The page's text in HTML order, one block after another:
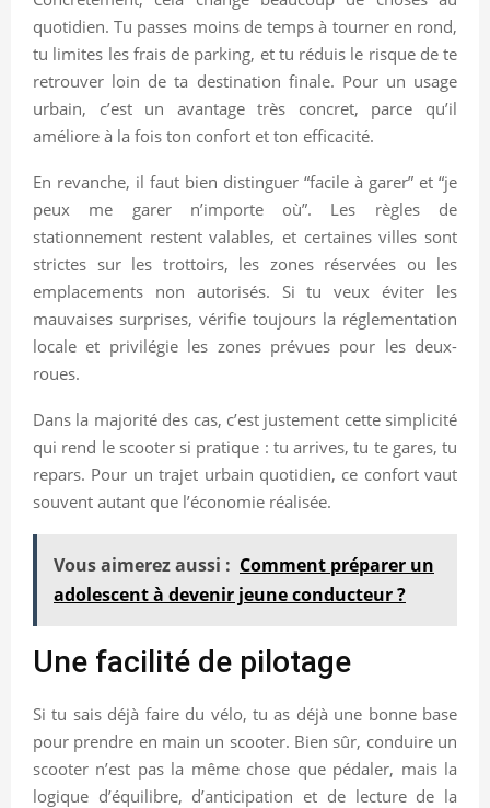
quotidien. Tu passes moins de temps à tourner en rond,
tu limites les frais de parking, et tu réduis le risque de te
retrouver loin de ta destination finale. Pour un usage
urbain, c’est un avantage très concret, parce qu’il
améliore à la fois ton confort et ton efficacité.
En revanche, il faut bien distinguer “facile à garer” et “je
peux me garer n’importe où”. Les règles de
stationnement restent valables, et certaines villes sont
strictes sur les trottoirs, les zones réservées ou les
emplacements non autorisés. Si tu veux éviter les
mauvaises surprises, vérifie toujours la réglementation
locale et privilégie les zones prévues pour les deux-
roues.
Dans la majorité des cas, c’est justement cette simplicité
qui rend le scooter si pratique : tu arrives, tu te gares, tu
repars. Pour un trajet urbain quotidien, ce confort vaut
souvent autant que l’économie réalisée.
Vous aimerez aussi : Comment préparer un
adolescent à devenir jeune conducteur ?
Une facilité de pilotage
Si tu sais déjà faire du vélo, tu as déjà une bonne base
pour prendre en main un scooter. Bien sûr, conduire un
scooter n’est pas la même chose que pédaler, mais la
logique d’équilibre, d’anticipation et de lecture de la